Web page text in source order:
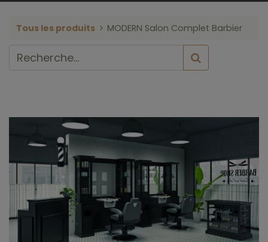
Tous les produits MODERN Salon Complet Barbier